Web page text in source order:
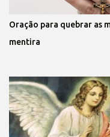
Oração para quebrar as
mentira